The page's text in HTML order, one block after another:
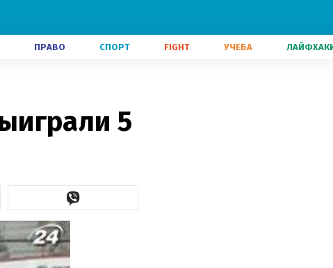
ПРАВО СПОРТ FIGHT УЧЕБА
5